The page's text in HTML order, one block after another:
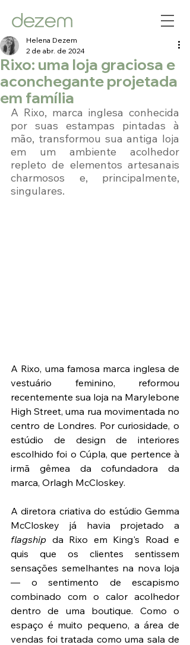
Rixo: uma loja graciosa e
aconchegante projetada
em família
Helena Dezem
2 de abr. de 2024
A Rixo, marca inglesa conhecida
por suas estampas pintadas à
mão, transformou sua antiga loja
em um ambiente acolhedor
repleto de elementos artesanais
charmosos e, principalmente,
singulares.
A Rixo, uma famosa marca inglesa de
vestuário feminino, reformou
recentemente sua loja na Marylebone
High Street, uma rua movimentada no
centro de Londres. Por curiosidade, o
estúdio de design de interiores
escolhido foi o Cúpla, que pertence à
irmã gêmea da cofundadora da
marca, Orlagh McCloskey.
A diretora criativa do estúdio Gemma
flagship da Rixo em King's Road e
quis que os clientes sentissem
sensações semelhantes na nova loja
— o sentimento de escapismo
combinado com o calor acolhedor
dentro de uma boutique. Como o
espaço é muito pequeno, a área de
vendas foi tratada como uma sala de